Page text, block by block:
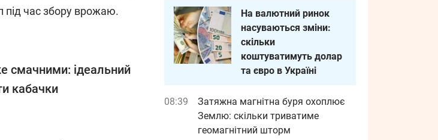
під час збору врожаю.
смачними: ідеальний
кабачки
На валютний ринок
насуваються зміни:
скільки
коштуватимуть долар
та євро в Україні
08:39
Затяжна магнітна буря охоплює
Землю: скільки триватиме
геомагнітний шторм